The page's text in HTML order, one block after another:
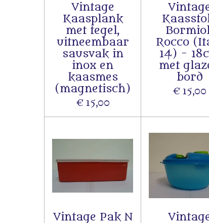
Vintage
Kaasplank
met tegel,
uitneembaar
sausvak in
inox en
kaasmes
(magnetisch)
€ 15,00
Rocco
14) -
met
bord
€ 15,00
Vintage Pak N